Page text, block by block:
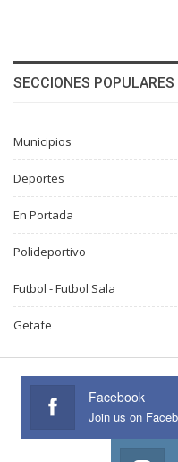
SECCIONES POPULARES
Municipios
Deportes
En Portada
Polideportivo
Futbol - Futbol Sala
Getafe
Facebook